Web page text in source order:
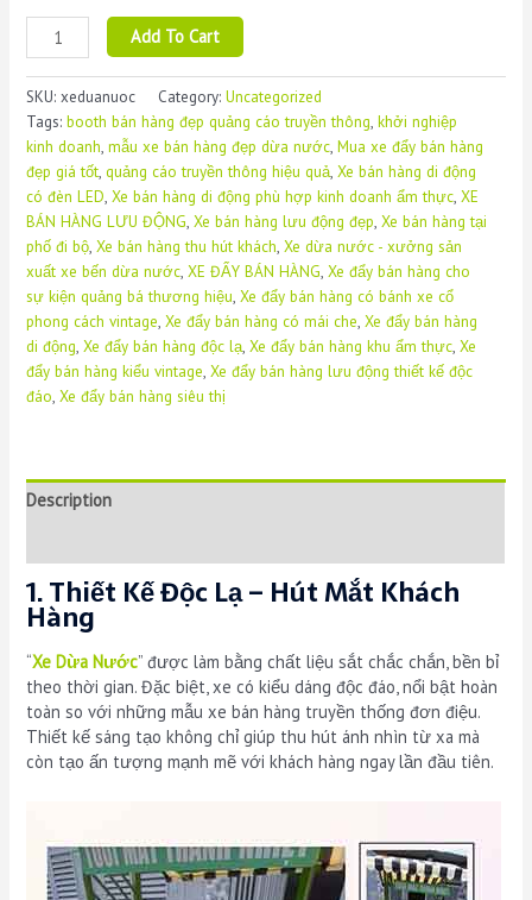
Đẩy
Bán
Hàng
"Xe
Dừa
Nước"
-
Thiết
Kế
Độc
Đáo,
Hút
Mắt,
Thu
Hút
quantity
Add To Cart
SKU:xeduanuoc Category:Uncategorized
Tags:booth bán hàng đẹp quảng cáo truyền thông,khởi nghiệp
kinh doanh,mẫu xe bán hàng đẹp dừa nước,Mua xe đẩy bán hàng
đẹp giá tốt,quảng cáo truyền thông hiệu quả,Xe bán hàng di động
có đèn LED,Xe bán hàng di động phù hợp kinh doanh ẩm thực,XE
BÁN HÀNG LƯU ĐỘNG,Xe bán hàng lưu động đẹp,Xe bán hàng tại
phố đi bộ,Xe bán hàng thu hút khách,Xe dừa nước - xưởng sản
xuất xe bến dừa nước,XE ĐẨY BÁN HÀNG,Xe đẩy bán hàng cho
sự kiện quảng bá thương hiệu,Xe đẩy bán hàng có bánh xe cổ
phong cách vintage,Xe đẩy bán hàng có mái che,Xe đẩy bán hàng
di động,Xe đẩy bán hàng độc lạ,Xe đẩy bán hàng khu ẩm thực,Xe
đẩy bán hàng kiểu vintage,Xe đẩy bán hàng lưu động thiết kế độc
đáo,Xe đẩy bán hàng siêu thị
Description
1. Thiết Kế Độc Lạ – Hút Mắt Khách
Hàng
“Xe Dừa Nước” được làm bằng chất liệu sắt chắc chắn, bền bỉ
theo thời gian. Đặc biệt, xe có kiểu dáng độc đáo, nổi bật hoàn
toàn so với những mẫu xe bán hàng truyền thống đơn điệu.
Thiết kế sáng tạo không chỉ giúp thu hút ánh nhìn từ xa mà
còn tạo ấn tượng mạnh mẽ với khách hàng ngay lần đầu tiên.